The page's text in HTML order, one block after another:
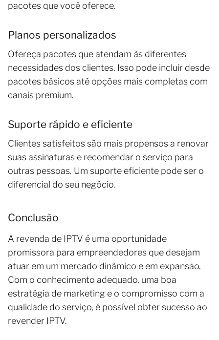
pacotes que você oferece.
Planos personalizados
Ofereça pacotes que atendam às diferentes
necessidades dos clientes. Isso pode incluir desde
pacotes básicos até opções mais completas com
canais premium.
Suporte rápido e eficiente
Clientes satisfeitos são mais propensos a renovar
suas assinaturas e recomendar o serviço para
outras pessoas. Um suporte eficiente pode ser o
diferencial do seu negócio.
Conclusão
A revenda de IPTV é uma oportunidade
promissora para empreendedores que desejam
atuar em um mercado dinâmico e em expansão.
Com o conhecimento adequado, uma boa
estratégia de marketing e o compromisso com a
qualidade do serviço, é possível obter sucesso ao
revender IPTV.